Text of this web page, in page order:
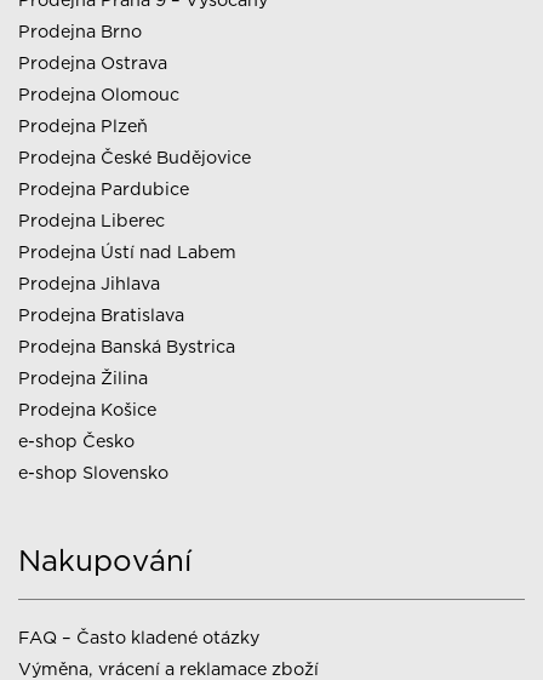
Prodejna Brno
Prodejna Ostrava
Prodejna Olomouc
Prodejna Plzeň
Prodejna České Budějovice
Prodejna Pardubice
Prodejna Liberec
Prodejna Ústí nad Labem
Prodejna Jihlava
Prodejna Bratislava
Prodejna Banská Bystrica
Prodejna Žilina
Prodejna Košice
e-shop Česko
e-shop Slovensko
Nakupování
FAQ – Často kladené otázky
Výměna, vrácení a reklamace zboží